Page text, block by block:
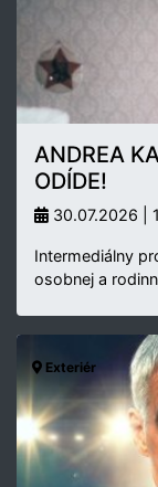
ANDREA
ODÍDE!
30.07.2026 |
Intermediálny
osobnej a
Exteriér